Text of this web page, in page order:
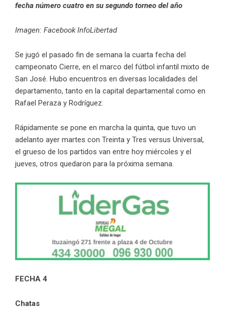
fecha número cuatro en su segundo torneo del año
Imagen: Facebook InfoLibertad
Se jugó el pasado fin de semana la cuarta fecha del
campeonato Cierre, en el marco del fútbol infantil mixto de
San José. Hubo encuentros en diversas localidades del
departamento, tanto en la capital departamental como en
Rafael Peraza y Rodríguez.
Rápidamente se pone en marcha la quinta, que tuvo un
adelanto ayer martes con Treinta y Tres versus Universal,
el grueso de los partidos van entre hoy miércoles y el
jueves, otros quedaron para la próxima semana.
FECHA 4
Chatas